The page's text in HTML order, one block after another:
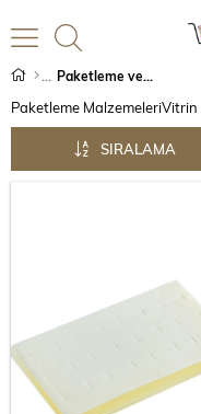
Paketleme ve Vitrin Aks.
Paketleme MalzemeleriVitrin
SIRALAMA